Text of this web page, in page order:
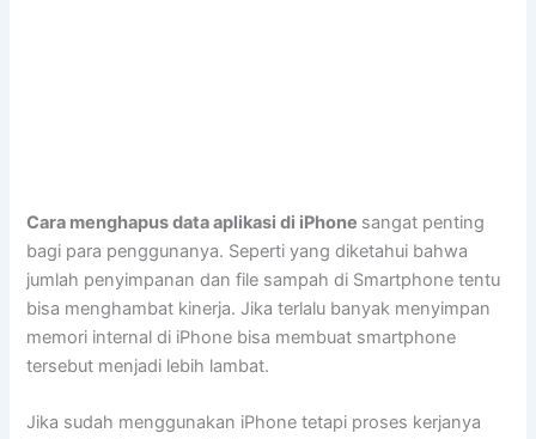
Cara menghapus data aplikasi di iPhone sangat penting
bagi para penggunanya. Seperti yang diketahui bahwa
jumlah penyimpanan dan file sampah di Smartphone tentu
bisa menghambat kinerja. Jika terlalu banyak menyimpan
memori internal di iPhone bisa membuat smartphone
tersebut menjadi lebih lambat.
Jika sudah menggunakan iPhone tetapi proses kerjanya